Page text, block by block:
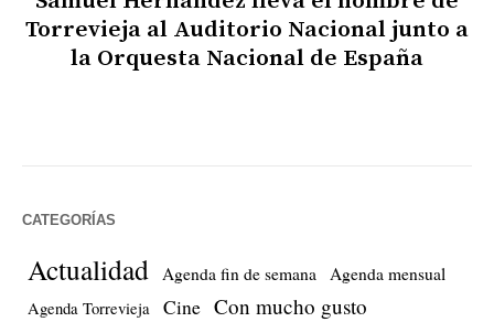
Torrevieja al Auditorio Nacional junto a
la Orquesta Nacional de España
CATEGORÍAS
Actualidad Agenda fin de semana Agenda mensual
Agenda Torrevieja Cine Con mucho gusto